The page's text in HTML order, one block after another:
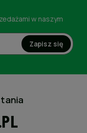
w naszym
Zapisz się